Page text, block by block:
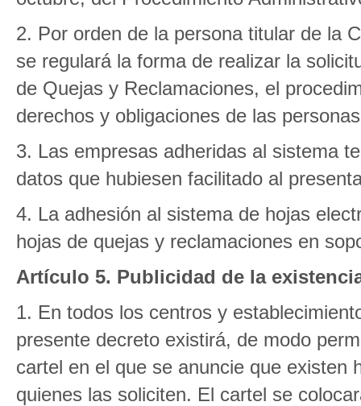
2. Por orden de la persona titular de la
se regulará la forma de realizar la
de Quejas y Reclamaciones, el
derechos y obligaciones de las
3. Las empresas adheridas al sistema
datos que hubiesen facilitado al
4. La adhesión al sistema de hojas
hojas de quejas y reclamaciones en
Artículo 5. Publicidad de la
1. En todos los centros y
presente decreto existirá, de modo
cartel en el que se anuncie que existen
quienes las soliciten. El cartel se